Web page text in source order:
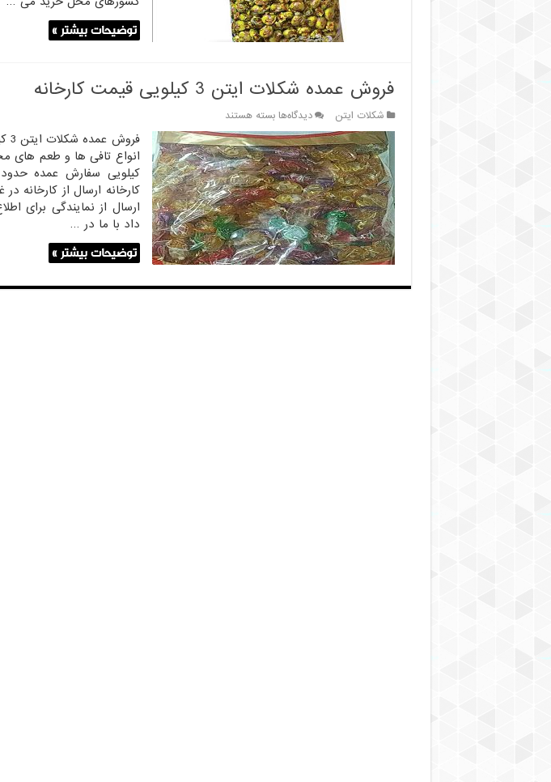
توضیحات بیشتر »
فروش عمده شکلات ایتن 3 کیلویی قیمت کارخانه
شکلات ایتن دیدگاه‌هابرای
فروش
عمده
شکلات
ایتن
3
کیلویی
قیمت
کارخانه
بسته هستند
ارسال از نمایندگی برای
داد با ما در …
توضیحات بیشتر »